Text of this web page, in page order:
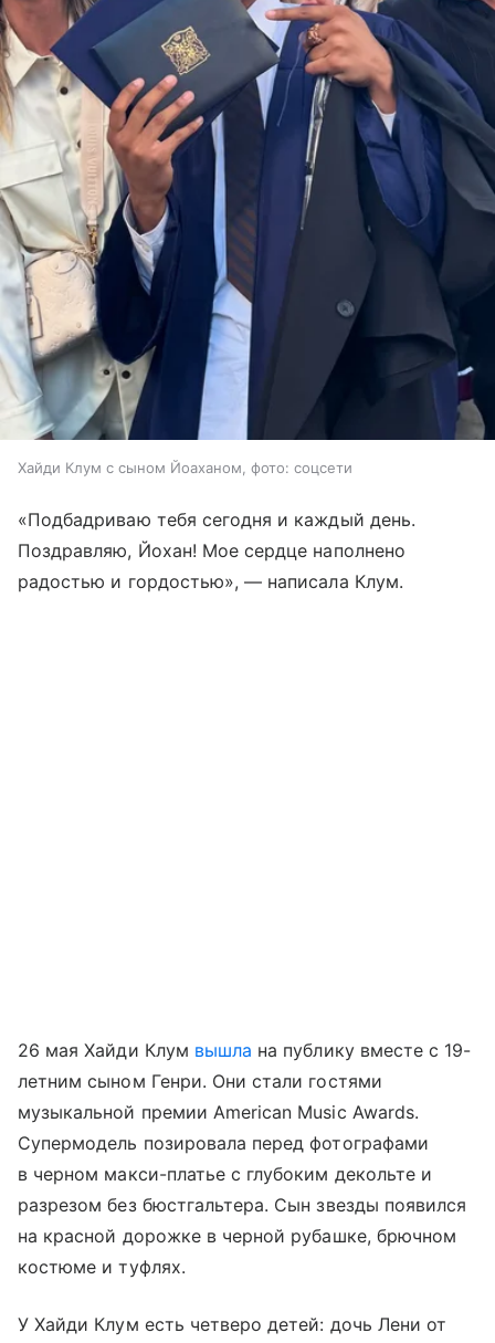
Хайди Клум с сыном Йоаханом, фото: соцсети
«Подбадриваю тебя сегодня и каждый день.
Поздравляю, Йохан! Мое сердце наполнено
радостью и гордостью», — написала Клум.
26 мая Хайди Клум вышла на публику вместе с 19-
летним сыном Генри. Они стали гостями
музыкальной премии American Music Awards.
Супермодель позировала перед фотографами
в черном макси-платье с глубоким декольте и
разрезом без бюстгальтера. Сын звезды появился
на красной дорожке в черной рубашке, брючном
костюме и туфлях.
У Хайди Клум есть четверо детей: дочь Лени от